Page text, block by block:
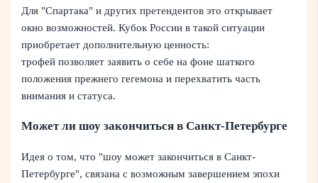
Для "Спартака" и других претендентов это открывает
окно возможностей. Кубок России в такой ситуации
приобретает дополнительную ценность:
трофей позволяет заявить о себе на фоне шаткого
положения прежнего гегемона и перехватить часть
внимания и статуса.
Может ли шоу закончиться в Санкт-Петербурге
Идея о том, что "шоу может закончиться в Санкт-
Петербурге", связана с возможным завершением эпохи